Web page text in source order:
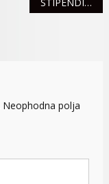
Neophodna polja